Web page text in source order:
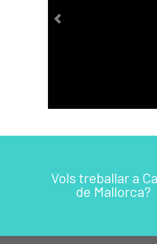
Previous
Vols treballar a
de Mallorca?